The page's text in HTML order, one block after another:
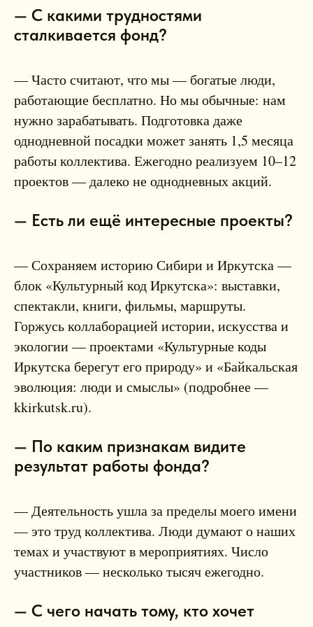
— С какими трудностями
сталкивается фонд?
— Часто считают, что мы — богатые люди,
работающие бесплатно. Но мы обычные: нам
нужно зарабатывать. Подготовка даже
однодневной посадки может занять 1,5 месяца
работы коллектива. Ежегодно реализуем 10–12
проектов — далеко не однодневных акций.
— Есть ли ещё интересные проекты?
— Сохраняем историю Сибири и Иркутска —
блок «Культурный код Иркутска»: выставки,
спектакли, книги, фильмы, маршруты.
Горжусь коллаборацией истории, искусства и
экологии — проектами «Культурные коды
Иркутска берегут его природу» и «Байкальская
эволюция: люди и смыслы» (подробнее —
kkirkutsk.ru).
— По каким признакам видите
результат работы фонда?
— Деятельность ушла за пределы моего имени
— это труд коллектива. Люди думают о наших
темах и участвуют в мероприятиях. Число
участников — несколько тысяч ежегодно.
— С чего начать тому, кто хочет